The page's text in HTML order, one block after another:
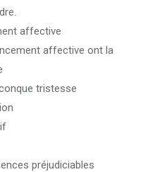
affective
affective ont la
tristesse
préjudiciables